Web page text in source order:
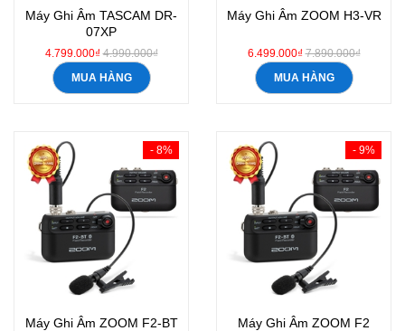
Máy Ghi Âm TASCAM DR-
07XP
4.799.000₫4.990.000₫
MUA HÀNG
Máy Ghi Âm ZOOM H3-VR
6.499.000₫7.890.000₫
MUA HÀNG
- 8%
Máy Ghi Âm ZOOM F2-BT
- 9%
Máy Ghi Âm ZOOM F2